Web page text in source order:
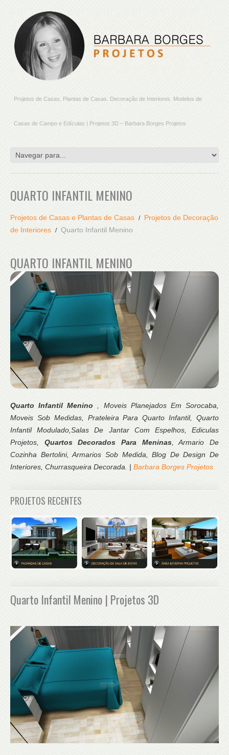
Projetos de Casas, Plantas de Casas. Decoração de Interiores. Modelos de
Casas de Campo e Edículas | Projetos 3D – Barbara Borges Projetos
QUARTO INFANTIL MENINO
Projetos de Casas e Plantas de Casas
Projetos de Decoração
de Interiores
Quarto Infantil Menino
QUARTO INFANTIL MENINO
Quarto Infantil Menino, Moveis Planejados Em Sorocaba,
Moveis Sob Medidas, Prateleira Para Quarto Infantil, Quarto
Infantil Modulado,Salas De Jantar Com Espelhos, Ediculas
Projetos, Quartos Decorados Para Meninas, Armario De
Cozinha Bertolini, Armarios Sob Medida, Blog De Design De
Interiores, Churrasqueira Decorada. | Barbara Borges Projetos
PROJETOS RECENTES
Quarto Infantil Menino | Projetos 3D